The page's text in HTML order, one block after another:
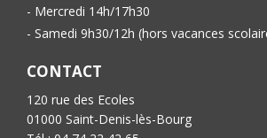
- Mercredi 14h/17h30
- Samedi 9h30/12h (hors vacances
CONTACT
120 rue des Ecoles
01000 Saint-Denis-lès-Bourg